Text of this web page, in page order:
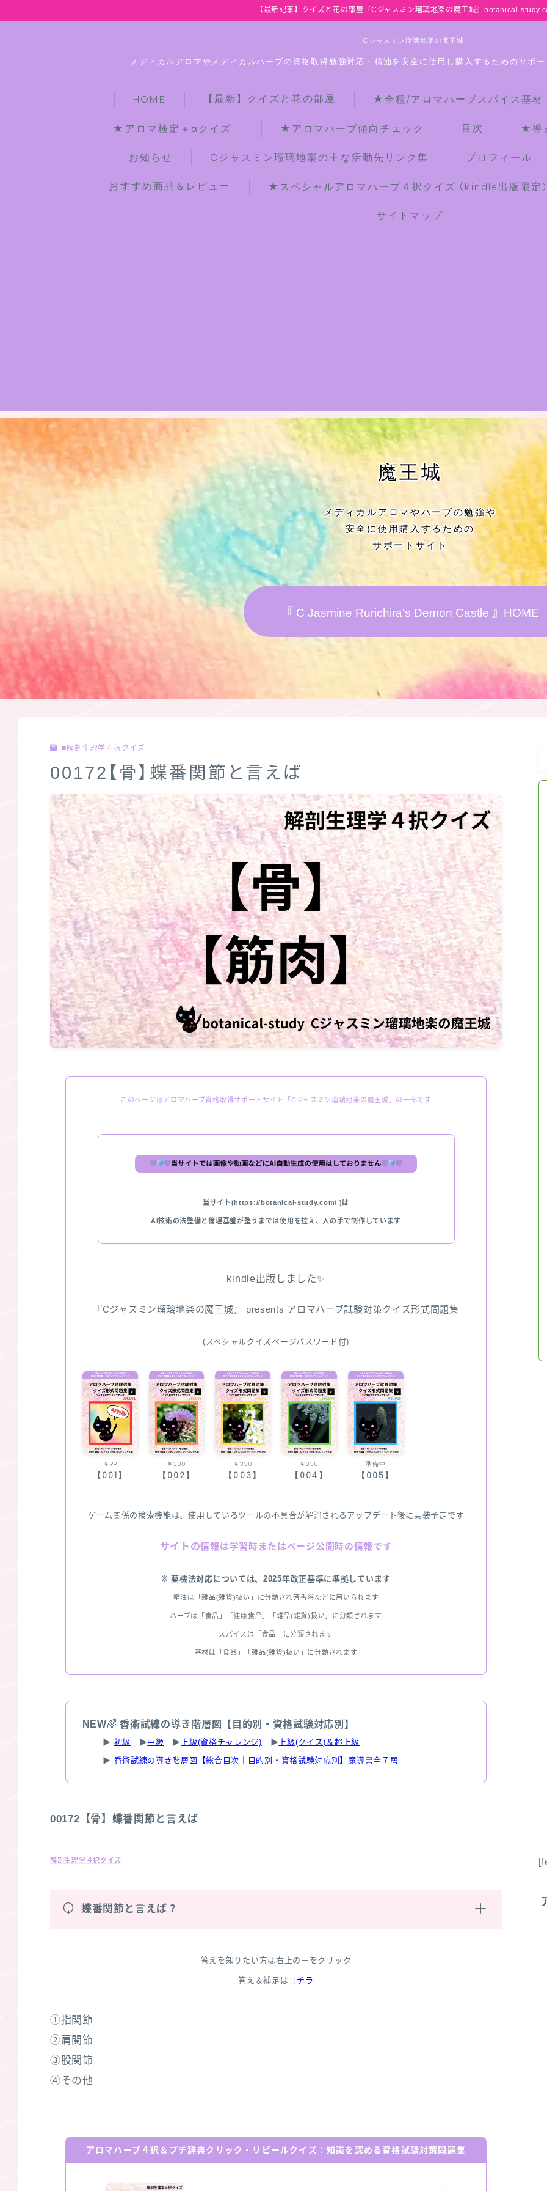
【最新記事】クイズと花の部屋『Cジャスミン瑠璃地楽の魔王城』botanical-
Cジャスミン瑠璃地楽の魔王城
メディカルアロマやメディカルハーブの資格取得勉強対応・精油を安全に使用し購入するためのサポ
HOME 【最新】クイズと花の部屋 ★全種/アロマハーブスパイス基
★アロマ検定＋αクイズ ★アロマハーブ傾向チェック 目次 ★導
お知らせ Cジャスミン瑠璃地楽の主な活動先リンク集 プロフィール
おすすめ商品＆レビュー ★スペシャルアロマハーブ４択クイズ (kindle出版限定)
サイトマップ
【最新】クイズと花の部屋
★全種/アロマハーブスパイス基材 プ
お知らせ
Cジャスミン瑠璃地楽の主な活動先リン
プロフィール
アロマハーブアンケート
おすすめ商品＆レビュー
★スペシャルアロマハーブ４択クイズ
お問い合わせ
魔王城
メディカルアロマやハーブの勉強や
安全に使用購入するための
サポートサイト
『 C Jasmine Rurichira's Demon Castle 』HOME
■解剖生理学４択クイズ
00172【骨】蝶番関節と言えば
このページはアロマハーブ資格取得サポートサイト「Cジャスミン瑠璃地楽の魔王城」の一部です
当サイト(https://botanical-study.com/ )は
AI技術の法整備と倫理基盤が整うまでは使用を控え、人の手で制作しています
kindle出版しました✨
『Cジャスミン瑠璃地楽の魔王城』 presents アロマハーブ試験対策クイズ形式問題集
(スペシャルクイズページパスワード付)
￥99
【001】
￥330
【002】
￥330
【003】
￥330
【004】
準備中
【005】
ゲーム関係の検索機能は、使用しているツールの不具合が解消されるアップデート後に実装予定です
サイトの情報は学習時またはページ公開時の情報です
※ 薬機法対応については、2025年改正基準に準拠しています
精油は「雑品(雑貨)扱い」に分類され芳香浴などに用いられます
ハーブは「食品」「健康食品」「雑品(雑貨)扱い」に分類されます
スパイスは「食品」に分類されます
基材は「食品」「雑品(雑貨)扱い」に分類されます
NEW🌈香術試練の導き階層図【目的別・資格試験対応別】
▶ 初級 ▶中級 ▶ 上級(資格チャレンジ) ▶ 上級(クイズ)＆超上級
▶ 香術試練の導き階層図【総合目次｜目的別・資格試験対応別】魔導書全７層
00172【骨】蝶番関節と言えば
解剖生理学４択クイズ
Q 蝶番関節と言えば？
答えを知りたい方は右上の＋をクリック
答え＆補足は コチラ
①指関節
②肩関節
③股関節
④その他
アロマハーブ４択＆プチ辞典クリック・リビールクイズ：知識を深める資格試験対策問題集